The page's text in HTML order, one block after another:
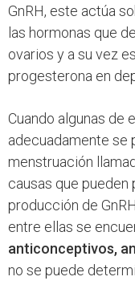
GnRH, este actúa
las hormonas que
ovarios y a su vez
progesterona en
Cuando algunas de
adecuadamente se
menstruación
causas que pueden
producción de
entre ellas se
anticonceptivos,
no se puede